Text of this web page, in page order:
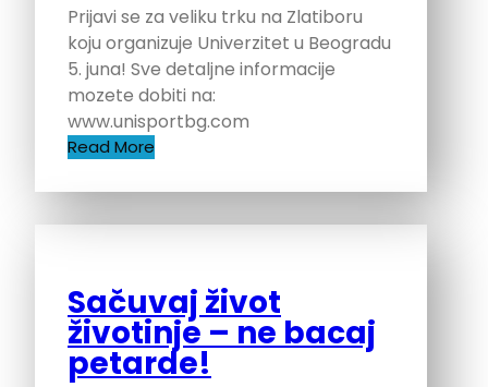
Prijavi se za veliku trku na Zlatiboru
koju organizuje Univerzitet u Beogradu
5. juna! Sve detaljne informacije
mozete dobiti na:
www.unisportbg.com
Read More
Sačuvaj život
životinje – ne bacaj
petarde!